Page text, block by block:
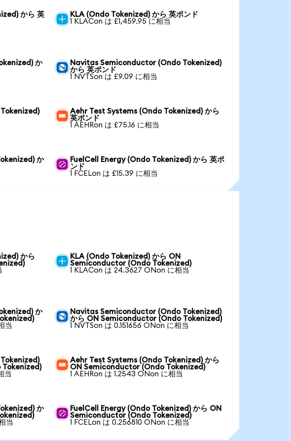
から 英
KLA (Ondo Tokenized) から 英ポンド
1 KLACon は £1,459.95 に相当
か
Navitas Semiconductor (Ondo Tokenized)
から 英ポンド
1 NVTSon は £9.09 に相当
Aehr Test Systems (Ondo Tokenized) から
英ポンド
1 AEHRon は £75.16 に相当
か
FuelCell Energy (Ondo Tokenized) から 英ポ
ンド
1 FCELon は £15.39 に相当
から
KLA (Ondo Tokenized) から ON
Semiconductor (Ondo Tokenized)
1 KLACon は 24.3627 ONon に相当
か
当
Navitas Semiconductor (Ondo Tokenized)
から ON Semiconductor (Ondo Tokenized)
1 NVTSon は 0.151656 ONon に相当
当
Aehr Test Systems (Ondo Tokenized) から
ON Semiconductor (Ondo Tokenized)
1 AEHRon は 1.2543 ONon に相当
か
当
FuelCell Energy (Ondo Tokenized) から ON
Semiconductor (Ondo Tokenized)
1 FCELon は 0.256810 ONon に相当